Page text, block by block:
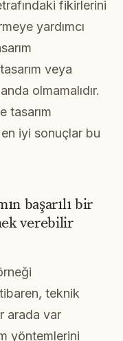
fikirlerini
yardımcı
veya
olmamalıdır.
tasarım
iyi sonuçlar bu
başarılı bir
verebilir
teknik
arada var
yöntemlerini